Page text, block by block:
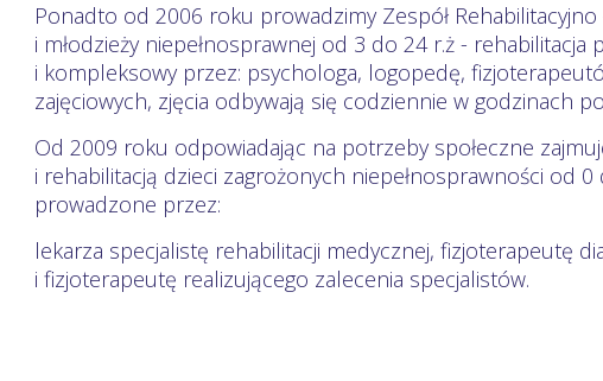
Ponadto od 2006 roku prowadzimy Zespół
i młodzieży niepełnosprawnej od 3 do 24 r.ż - rehabilitacja
i kompleksowy przez: psychologa, logopedę,
zajęciowych, zjęcia odbywają się codziennie w godzinach
Od 2009 roku odpowiadając na potrzeby społeczne
i rehabilitacją dzieci zagrożonych niepełnosprawności od 0
prowadzone przez:
lekarza specjalistę rehabilitacji medycznej, fizjoterapeutę
i fizjoterapeutę realizującego zalecenia specjalistów.